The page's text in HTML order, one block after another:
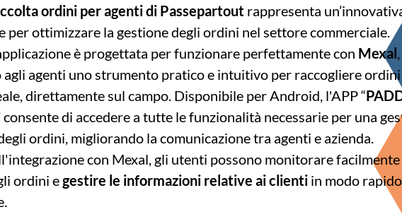
ordini per agenti di Passepartout rappresenta
per ottimizzare la gestione degli ordini nel settore commerciale.
è progettata per funzionare perfettamente con Mexal,
agenti uno strumento pratico e intuitivo per raccogliere
direttamente sul campo. Disponibile per Android, l'APP “
consente di accedere a tutte le funzionalità necessarie per una
ordini, migliorando la comunicazione tra agenti e azienda.
con Mexal, gli utenti possono monitorare
ordini egestire le informazioni relative ai clientiin modo